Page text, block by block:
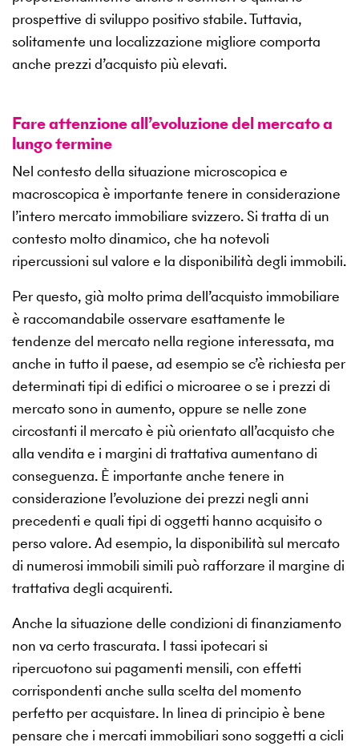
prospettive di sviluppo positivo stabile. Tuttavia,
solitamente una localizzazione migliore comporta
anche prezzi d’acquisto più elevati.
Fare attenzione all’evoluzione del mercato a
lungo termine
Nel contesto della situazione microscopica e
macroscopica è importante tenere in considerazione
l’intero mercato immobiliare svizzero. Si tratta di un
contesto molto dinamico, che ha notevoli
ripercussioni sul valore e la disponibilità degli immobili.
Per questo, già molto prima dell’acquisto immobiliare
è raccomandabile osservare esattamente le
tendenze del mercato nella regione interessata, ma
anche in tutto il paese, ad esempio se c’è richiesta per
determinati tipi di edifici o microaree o se i prezzi di
mercato sono in aumento, oppure se nelle zone
circostanti il mercato è più orientato all’acquisto che
alla vendita e i margini di trattativa aumentano di
conseguenza. È importante anche tenere in
considerazione l’evoluzione dei prezzi negli anni
precedenti e quali tipi di oggetti hanno acquisito o
perso valore. Ad esempio, la disponibilità sul mercato
di numerosi immobili simili può rafforzare il margine di
trattativa degli acquirenti.
Anche la situazione delle condizioni di finanziamento
non va certo trascurata. I tassi ipotecari si
ripercuotono sui pagamenti mensili, con effetti
corrispondenti anche sulla scelta del momento
perfetto per acquistare. In linea di principio è bene
pensare che i mercati immobiliari sono soggetti a cicli